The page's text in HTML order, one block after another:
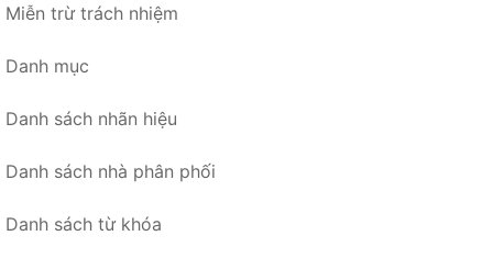
Miễn trừ trách nhiệm
Danh mục
Danh sách nhãn hiệu
Danh sách nhà phân phối
Danh sách từ khóa